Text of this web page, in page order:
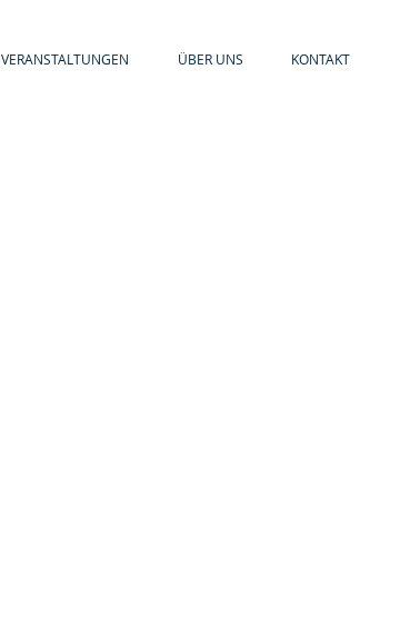
VERANSTALTUNGEN ÜBER UNS KONTAKT